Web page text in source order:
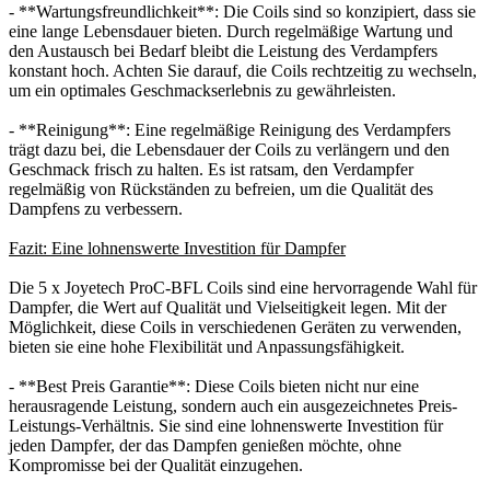
- **Wartungsfreundlichkeit**: Die Coils sind so konzipiert, dass sie
eine lange Lebensdauer bieten. Durch regelmäßige Wartung und
den Austausch bei Bedarf bleibt die Leistung des Verdampfers
konstant hoch. Achten Sie darauf, die Coils rechtzeitig zu wechseln,
um ein optimales Geschmackserlebnis zu gewährleisten.
- **Reinigung**: Eine regelmäßige Reinigung des Verdampfers
trägt dazu bei, die Lebensdauer der Coils zu verlängern und den
Geschmack frisch zu halten. Es ist ratsam, den Verdampfer
regelmäßig von Rückständen zu befreien, um die Qualität des
Dampfens zu verbessern.
Fazit: Eine lohnenswerte Investition für Dampfer
Die 5 x Joyetech ProC-BFL Coils sind eine hervorragende Wahl für
Dampfer, die Wert auf Qualität und Vielseitigkeit legen. Mit der
Möglichkeit, diese Coils in verschiedenen Geräten zu verwenden,
bieten sie eine hohe Flexibilität und Anpassungsfähigkeit.
- **Best Preis Garantie**: Diese Coils bieten nicht nur eine
herausragende Leistung, sondern auch ein ausgezeichnetes Preis-
Leistungs-Verhältnis. Sie sind eine lohnenswerte Investition für
jeden Dampfer, der das Dampfen genießen möchte, ohne
Kompromisse bei der Qualität einzugehen.